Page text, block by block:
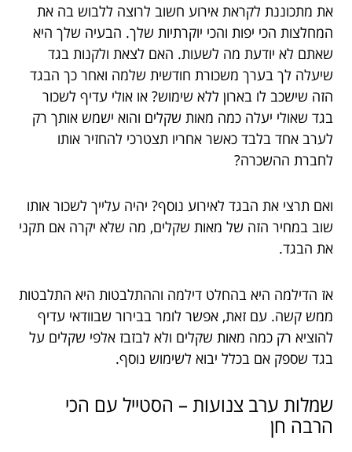
את מתכוננת לקראת אירוע חשוב לרוצה ללבוש בה את
המחלצות הכי יפות והכי יוקרתיות שלך. הבעיה שלך היא
שאתם לא יודעת מה לשעות. האם לצאת ולקנות בגד
שיעלה לך בערך משכורת חודשית שלמה ואחר כך הבגד
הזה שישכב לו בארון ללא שימוש? או אולי עדיף לשכור
בגד שאולי יעלה כמה מאות שקלים והוא ישמש אותך רק
לערב אחד בלבד כאשר אחריו תצטרכי להחזיר אותו
לחברת ההשכרה?
ואם תרצי את הבגד לאירוע נוסף? יהיה עלייך לשכור אותו
שוב במחיר הזה של מאות שקלים, מה שלא יקרה אם תקני
את הבגד.
אז הדילמה היא בהחלט דילמה וההתלבטות היא התלבטות
ממש קשה. עם זאת, אפשר לומר בבירור שבוודאי עדיף
להוציא רק כמה מאות שקלים ולא לבזבז אלפי שקלים על
בגד שספק אם בכלל יבוא לשימוש נוסף.
שמלות ערב צנועות – הסטייל עם הכי
הרבה חן